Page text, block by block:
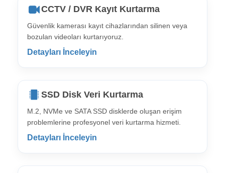
CCTV / DVR Kayıt Kurtarma
Güvenlik kamerası kayıt cihazlarından silinen veya
bozulan videoları kurtarıyoruz.
Detayları İnceleyin
SSD Disk Veri Kurtarma
M.2, NVMe ve SATA SSD disklerde oluşan erişim
problemlerine profesyonel veri kurtarma hizmeti.
Detayları İnceleyin